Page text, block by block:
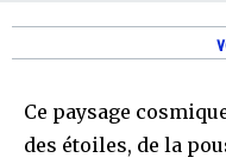
Ce paysage
des étoiles, de la